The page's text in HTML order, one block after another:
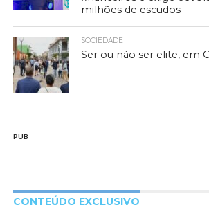
milhões de escudos
SOCIEDADE
Ser ou não ser elite, em
PUB
CONTEÚDO EXCLUSIVO